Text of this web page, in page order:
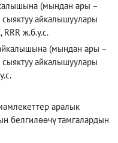
(мындан ары –
айкалышуулары
RRR ж.б.у.с.
(мындан ары –
айкалышуулары
аралык
белгилөөчү тамгалардын